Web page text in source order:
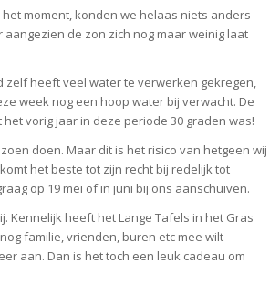
moment, konden we helaas niets anders
de zon zich nog maar weinig laat
heeft veel water te verwerken gekregen,
week nog een hoop water bij verwacht. De
vorig jaar in deze periode 30 graden was!
doen. Maar dit is het risico van hetgeen wij
het beste tot zijn recht bij redelijk tot
op 19 mei of in juni bij ons aanschuiven.
Kennelijk heeft het Lange Tafels in het Gras
familie, vrienden, buren etc mee wilt
aan. Dan is het toch een leuk cadeau om